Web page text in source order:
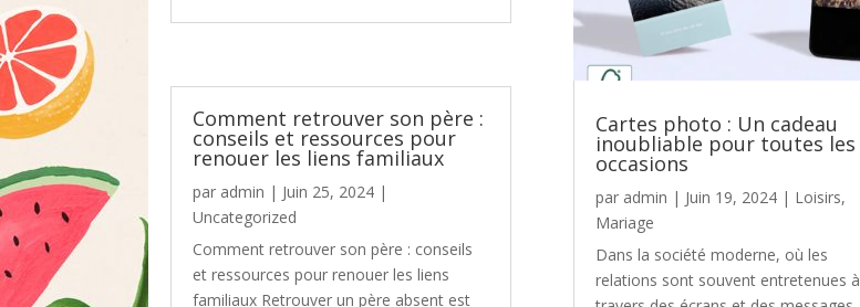
Comment retrouver son père :
conseils et ressources pour
renouer les liens familiaux
par admin | Juin 25, 2024 |
Uncategorized
Comment retrouver son père : conseils
et ressources pour renouer les liens
familiaux Retrouver un père absent est
Cartes photo : Un cadeau
inoubliable pour toutes les
occasions
par admin | Juin 19, 2024 | Loisirs,
Mariage
Dans la société moderne, où les
relations sont souvent entretenues à